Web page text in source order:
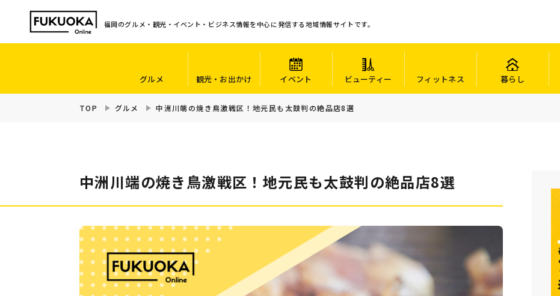
福岡のグルメ・観光・イベント・ビジネス情報を中心に発信する地域情報サイトです。
グルメ 観光・お出かけ イベント ビューティー フィットネス 暮らし
TOP グルメ 中洲川端の焼き鳥激戦区！地元民も太鼓判の絶品店8選
中洲川端の焼き鳥激戦区！地元民も太鼓判の絶品店8選